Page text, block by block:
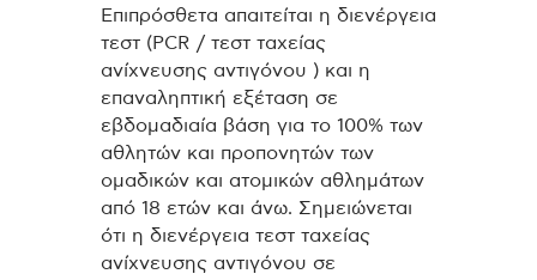
Επιπρόσθετα απαιτείται η διενέργεια
τεστ (PCR / τεστ ταχείας
ανίχνευσης αντιγόνου ) και η
επαναληπτική εξέταση σε
εβδομαδιαία βάση για το 100% των
αθλητών και προπονητών των
ομαδικών και ατομικών αθλημάτων
από 18 ετών και άνω. Σημειώνεται
ότι η διενέργεια τεστ ταχείας
ανίχνευσης αντιγόνου σε